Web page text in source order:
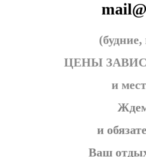
ЦЕНЫ
и
и
Ваш